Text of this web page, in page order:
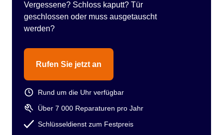
Vergessene? Schloss kaputt? Tür
geschlossen oder muss ausgetauscht
werden?
Rufen Sie jetzt an
Rund um die Uhr verfügbar
Über 7 000 Reparaturen pro Jahr
Schlüsseldienst zum Festpreis